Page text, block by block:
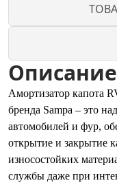
Описание
Амортизатор капота
бренда Sampa – это
автомобилей и фур,
открытие и закрытие
износостойких
службы даже при